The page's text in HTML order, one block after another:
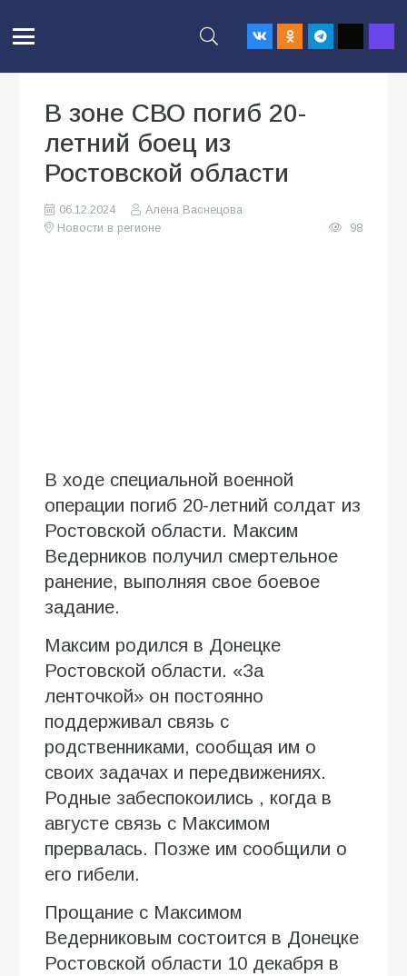
В зоне СВО погиб 20-
летний боец из
Ростовской области
06.12.2024
Алена Васнецова
Новости в регионе
98
В ходе специальной военной
операции погиб 20-летний солдат из
Ростовской области. Максим
Ведерников получил смертельное
ранение, выполняя свое боевое
задание.
Максим родился в Донецке
Ростовской области. «За
ленточкой» он постоянно
поддерживал связь с
родственниками, сообщая им о
своих задачах и передвижениях.
Родные забеспокоились , когда в
августе связь с Максимом
прервалась. Позже им сообщили о
его гибели.
Прощание с Максимом
Ведерниковым состоится в Донецке
Ростовской области 10 декабря в